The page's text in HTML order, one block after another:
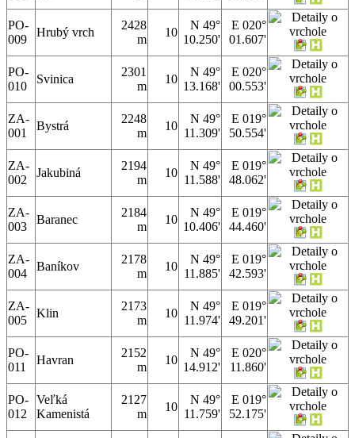
PO-
009
Hrubý vrch
2428
m
10
N 49°
10.250'
E 020°
01.607'
PO-
010
Svinica
2301
m
10
N 49°
13.168'
E 020°
00.553'
ZA-
001
Bystrá
2248
m
10
N 49°
11.309'
E 019°
50.554'
ZA-
002
Jakubiná
2194
m
10
N 49°
11.588'
E 019°
48.062'
ZA-
003
Baranec
2184
m
10
N 49°
10.406'
E 019°
44.460'
ZA-
004
Baníkov
2178
m
10
N 49°
11.885'
E 019°
42.593'
ZA-
005
Klin
2173
m
10
N 49°
11.974'
E 019°
49.201'
PO-
011
Havran
2152
m
10
N 49°
14.912'
E 020°
11.860'
PO-
012
Veľká
Kamenistá
2127
m
10
N 49°
11.759'
E 019°
52.175'